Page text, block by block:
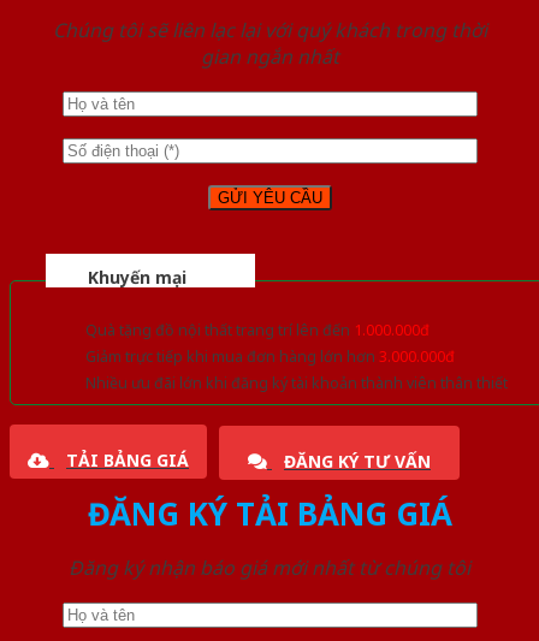
Chúng tôi sẽ liên lạc lại với quý khách trong thời
gian ngắn nhất
Khuyến mại
Quà tặng đồ nội thất trang trí lên đến 1.000.000đ
Giảm trực tiếp khi mua đơn hàng lớn hơn 3.000.000đ
Nhiều ưu đãi lớn khi đăng ký tài khoản thành viên thân thiết
TẢI BẢNG GIÁ ĐĂNG KÝ TƯ VẤN
ĐĂNG KÝ TẢI BẢNG GIÁ
Đăng ký nhận báo giá mới nhất từ chúng tôi